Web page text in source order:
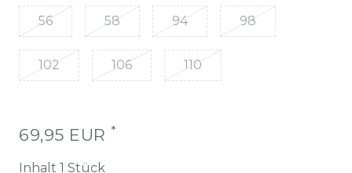
56 58 94 98
102 106 110
69,95 EUR *
Inhalt 1 Stück